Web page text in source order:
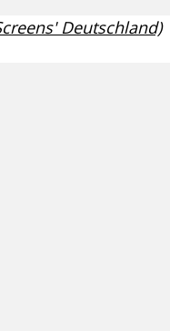
Deutschland)